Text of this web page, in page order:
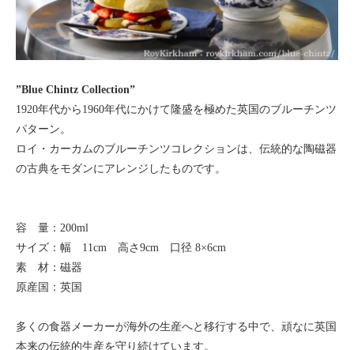
”Blue Chintz Collection”
1920年代から1960年代にかけて隆盛を極めた英国のブルーチンツ
パターン。
ロイ・カーカムのブルーチンツコレクションは、伝統的な陶磁器
の古典をモダンにアレンジしたものです。
容 量：200ml
サイズ：幅 11cm 高さ9cm 口径 8×6cm
素 材：磁器
原産国：英国
多くの食器メーカーが海外の生産へと移行する中で、頑なに英国
本来の伝統的生産を守り続けています。